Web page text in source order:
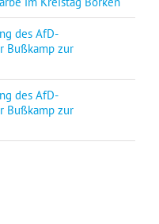
des AfD-
Bußkamp zur
des AfD-
Bußkamp zur